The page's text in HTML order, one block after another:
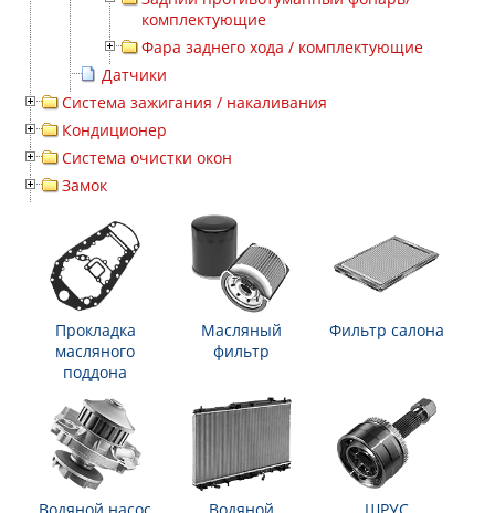
комплектующие
Фара заднего хода / комплектующие
Датчики
Система зажигания / накаливания
Кондиционер
Система очистки окон
Замок
Прокладка
масляного
поддона
Масляный
фильтр
Фильтр салона